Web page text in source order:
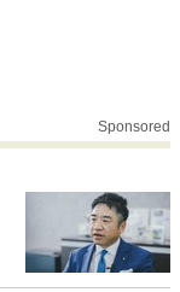
Sponsored